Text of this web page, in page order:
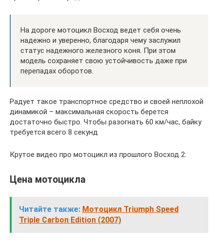
На дороге мотоцикл Восход ведет себя очень
надежно и уверенно, благодаря чему заслужил
статус надежного железного коня. При этом
модель сохраняет свою устойчивость даже при
перепадах оборотов.
Радует такое транспортное средство и своей неплохой
динамикой – максимальная скорость берется
достаточно быстро. Чтобы разогнать 60 км/час, байку
требуется всего 8 секунд
Крутое видео про мотоцикл из прошлого Восход 2:
Цена мотоцикла
Читайте также: Мотоцикл Triumph Speed
Triple Carbon Edition (2007)